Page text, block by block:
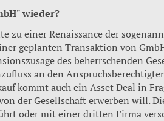
wieder?
zu einer Renaissance der
geplanten Transaktion von
des beherrschenden
an den
kommt auch ein Asset Deal in
der Gesellschaft erwerben will.
oder mit einer dritten Firma